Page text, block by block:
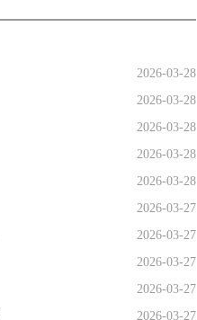
2026-03-28
2026-03-28
2026-03-28
2026-03-28
2026-03-28
2026-03-27
2026-03-27
2026-03-27
2026-03-27
2026-03-27